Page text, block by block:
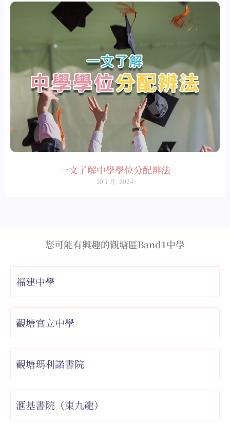
一文了解中學學位分配辨法
10 1 月, 2024
您可能有興趣的觀塘區Band1中學
福建中學
觀塘官立中學
觀塘瑪利諾書院
滙基書院（東九龍）